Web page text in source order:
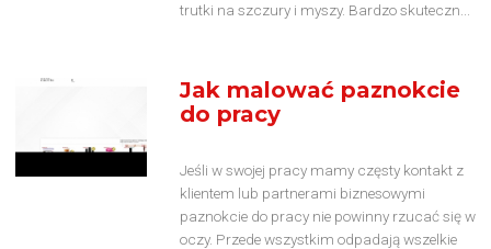
trutki na szczury i myszy. Bardzo skuteczn...
Jak malować paznokcie
do pracy
Jeśli w swojej pracy mamy częsty kontakt z
klientem lub partnerami biznesowymi
paznokcie do pracy nie powinny rzucać się w
oczy. Przede wszystkim odpadają wszelkie